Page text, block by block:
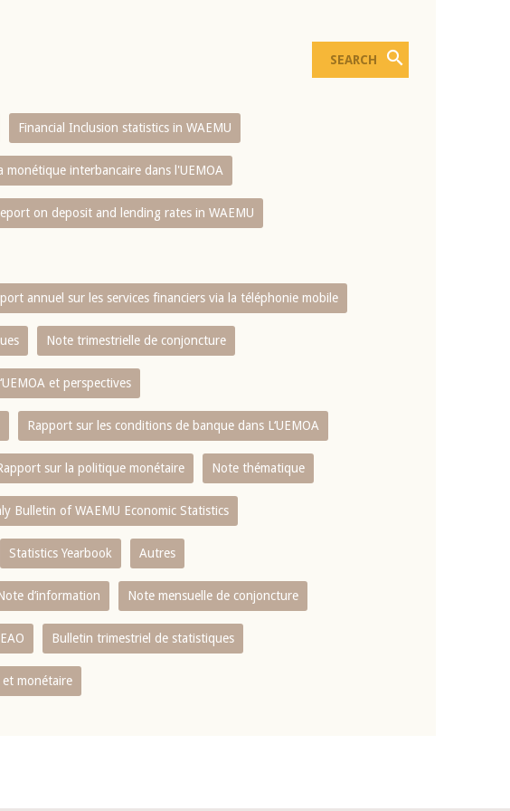
Financial Inclusion statistics in WAEMU
monétique interbancaire dans l'UEMOA
on deposit and lending rates in WAEMU
annuel sur les services financiers via la téléphonie mobile
Note trimestrielle de conjoncture
et perspectives
Rapport sur les conditions de banque dans L‘UEMOA
sur la politique monétaire Note thématique
Bulletin of WAEMU Economic Statistics
Statistics Yearbook Autres
d’information Note mensuelle de conjoncture
Bulletin trimestriel de statistiques
et monétaire